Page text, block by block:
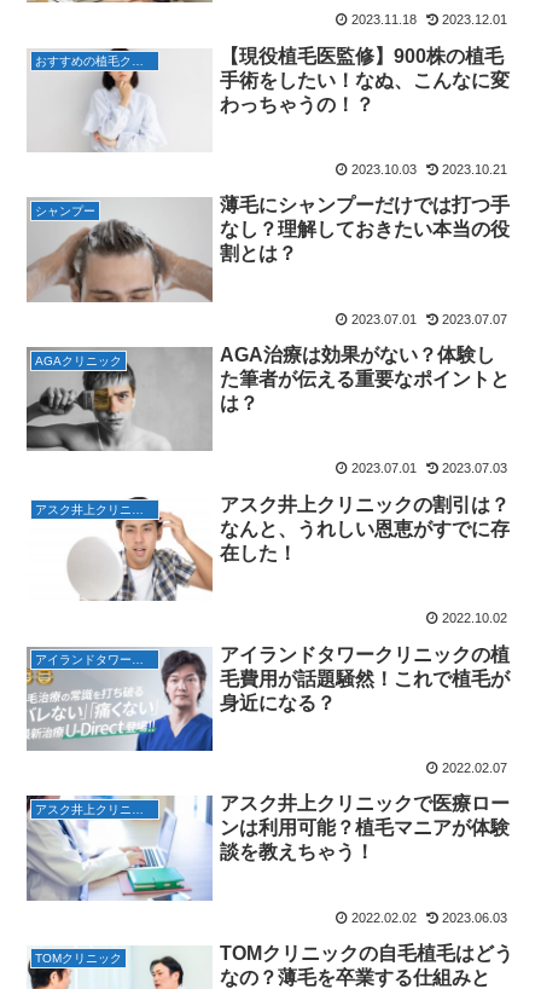
2023.11.18 2023.12.01
【現役植毛医監修】900株の植毛
手術をしたい！なぬ、こんなに変
わっちゃうの！？
2023.10.03 2023.10.21
シャンプー
薄毛にシャンプーだけでは打つ手
なし？理解しておきたい本当の役
割とは？
2023.07.01 2023.07.07
AGAクリニック
AGA治療は効果がない？体験し
た筆者が伝える重要なポイントと
は？
2023.07.01 2023.07.03
アスク井上クリニック 費用
アスク井上クリニックの割引は？
なんと、うれしい恩恵がすでに存
在した！
2022.10.02
アイランドタワークリニックの植
毛費用が話題騒然！これで植毛が
身近になる？
2022.02.07
アスク井上クリニックで医療ロー
ンは利用可能？植毛マニアが体験
談を教えちゃう！
2022.02.02 2023.06.03
TOMクリニック
TOMクリニックの自毛植毛はどう
なの？薄毛を卒業する仕組みと